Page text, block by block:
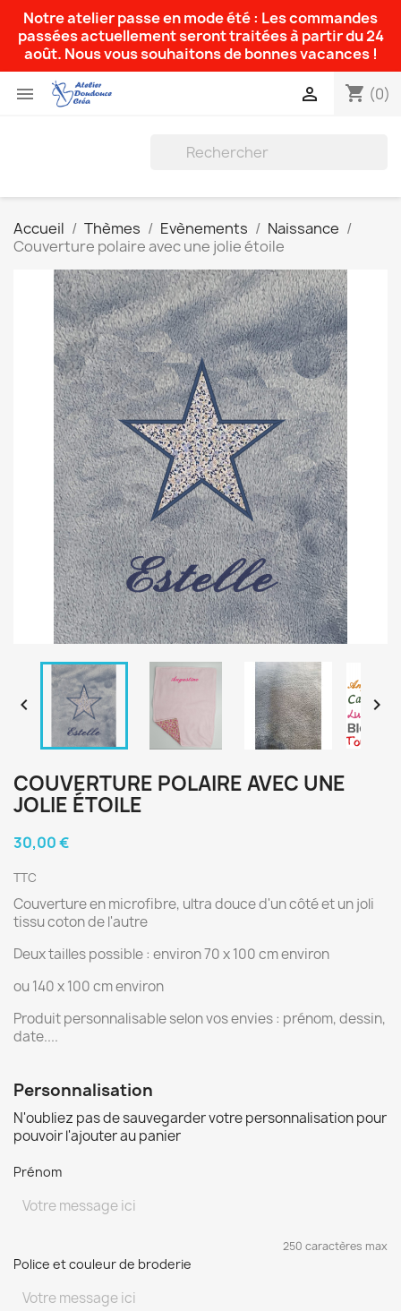
Notre atelier passe en mode été : Les commandes
passées actuellement seront traitées à partir du 24
août. Nous vous souhaitons de bonnes vacances !
 shopping_cart (0)

Accueil Thèmes Evènements
Naissance
Couverture polaire avec une jolie étoile
 
COUVERTURE POLAIRE AVEC UNE
JOLIE ÉTOILE
30,00 €
TTC
Couverture en microfibre, ultra douce d'un côté et un joli
tissu coton de l'autre
Deux tailles possible : environ 70 x 100 cm environ
ou 140 x 100 cm environ
Produit personnalisable selon vos envies : prénom, dessin,
date....
Personnalisation
N'oubliez pas de sauvegarder votre personnalisation pour
pouvoir l'ajouter au panier
Prénom
250 caractères max
Police et couleur de broderie